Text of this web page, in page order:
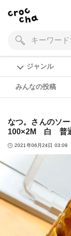
ジャンル
みんなの投稿
なつ。さんのソ
100×2M 白 普
2021年06月24日 03:09